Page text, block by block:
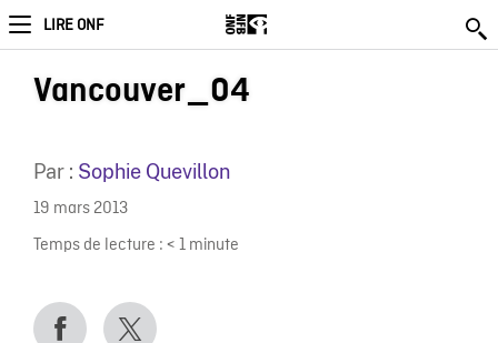
LIRE ONF
Vancouver_04
Par : Sophie Quevillon
19 mars 2013
Temps de lecture : < 1 minute